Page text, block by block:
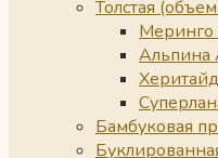
Толстая
Меринго
Альпина
Бамбуковая